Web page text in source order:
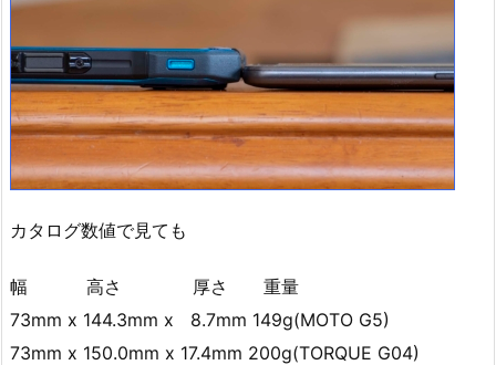
カタログ数値で見ても
幅 高さ 厚さ 重量
73mm x 144.3mm x 8.7mm 149g(MOTO G5)
73mm x 150.0mm x 17.4mm 200g(TORQUE G04)